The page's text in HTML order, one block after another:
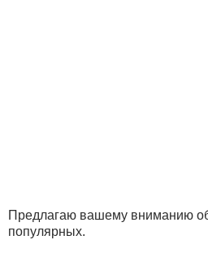
Предлагаю вашему вниманию
популярных.